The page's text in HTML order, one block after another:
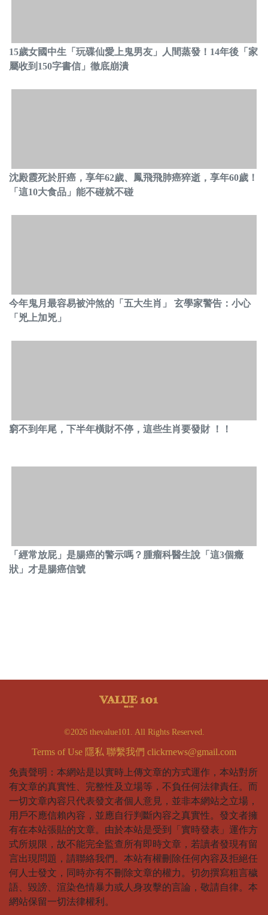
15歲女國中生「玩碟仙愛上鬼男友」人間蒸發！14年後「家
屬收到150字書信」徹底崩潰
沈殿霞死於肝癌，享年62歲、鳳飛飛肺癌猝逝，享年60歲！
「這10大食品」能不碰就不碰
今年鬼月最容易被沖煞的「五大生肖」 玄學家警告：小心
「兇上加兇」
窮不到年尾，下半年橫財不停，這些生肖要發財 ！！
「經常放屁」是腸癌的警示嗎？腫瘤科醫生說「這3個癥
狀」才是腸癌信號
©2026 thevalue101. All Rights Reserved.
Terms of Use 隱私 聯繫我們 clickrnews@gmail.com
免責聲明：本網站是以實時上傳文章的方式運作，本站對所
有文章的真實性、完整性及立場等，不負任何法律責任。而
一切文章內容只代表發文者個人意見，並非本網站之立場，
用戶不應信賴內容，並應自行判斷內容之真實性。發文者擁
有在本站張貼的文章。由於本站是受到「實時發表」運作方
式所規限，故不能完全監查所有即時文章，若讀者發現有留
言出現問題，請聯絡我們。本站有權刪除任何內容及拒絕任
何人士發文，同時亦有不刪除文章的權力。切勿撰寫粗言穢
語、毀謗、渲染色情暴力或人身攻擊的言論，敬請自律。本
網站保留一切法律權利。